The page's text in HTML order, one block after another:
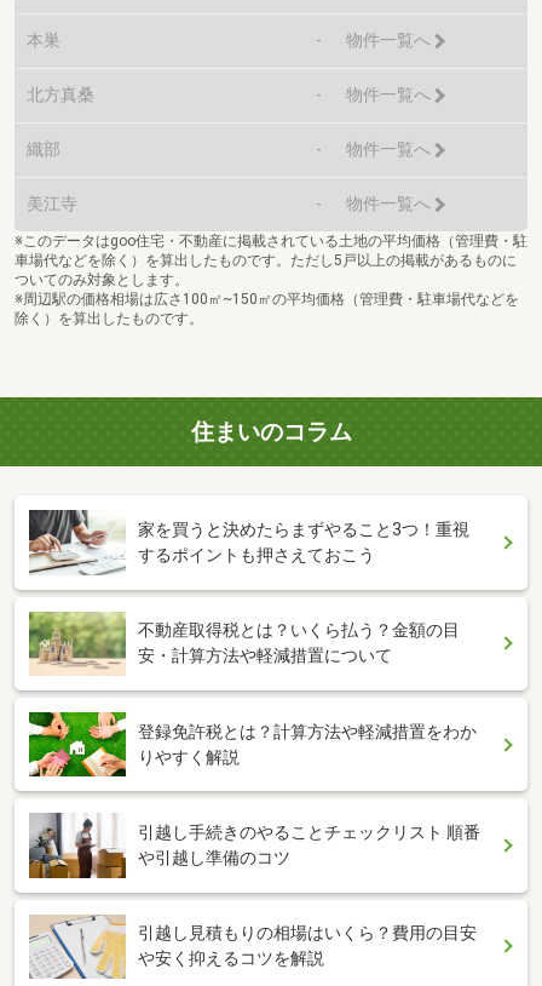
本巣 - 物件一覧へ
北方真桑 - 物件一覧へ
織部 - 物件一覧へ
美江寺 - 物件一覧へ
※このデータはgoo住宅・不動産に掲載されている土地の平均価格（管理費・駐
車場代などを除く）を算出したものです。ただし5戸以上の掲載があるものに
ついてのみ対象とします。
※周辺駅の価格相場は広さ100㎡~150㎡の平均価格（管理費・駐車場代などを
除く）を算出したものです。
住まいのコラム
家を買うと決めたらまずやること3つ！重視
するポイントも押さえておこう
不動産取得税とは？いくら払う？金額の目
安・計算方法や軽減措置について
登録免許税とは？計算方法や軽減措置をわか
りやすく解説
引越し手続きのやることチェックリスト 順番
や引越し準備のコツ
引越し見積もりの相場はいくら？費用の目安
や安く抑えるコツを解説